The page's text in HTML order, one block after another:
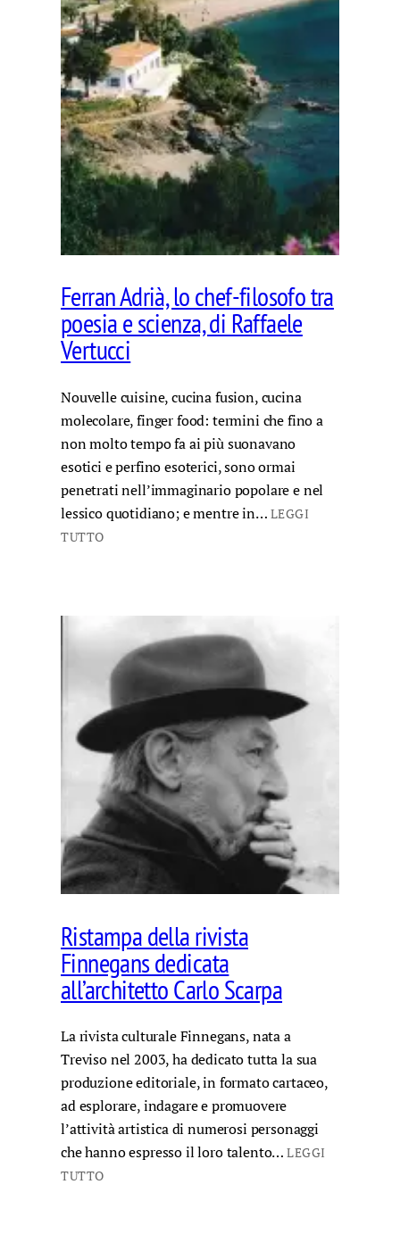
Ferran Adrià, lo chef-filosofo tra
poesia e scienza, di Raffaele
Vertucci
Nouvelle cuisine, cucina fusion, cucina
molecolare, finger food: termini che fino a
non molto tempo fa ai più suonavano
esotici e perfino esoterici, sono ormai
penetrati nell’immaginario popolare e nel
lessico quotidiano; e mentre in… LEGGI
TUTTO
Ristampa della rivista
Finnegans dedicata
all’architetto Carlo Scarpa
La rivista culturale Finnegans, nata a
Treviso nel 2003, ha dedicato tutta la sua
produzione editoriale, in formato cartaceo,
ad esplorare, indagare e promuovere
l’attività artistica di numerosi personaggi
che hanno espresso il loro talento…LEGGI
TUTTO